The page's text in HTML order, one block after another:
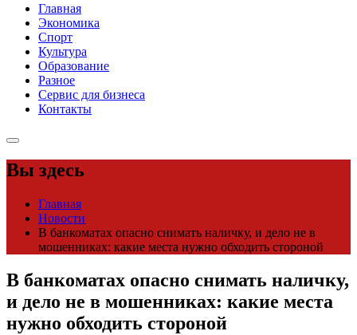
Главная
Экономика
Спорт
Культура
Образование
Разное
Сервис для бизнеса
Контакты
Вы здесь
Главная
Новости
В банкоматах опасно снимать наличку, и дело не в
мошенниках: какие места нужно обходить стороной
В банкоматах опасно снимать наличку,
и дело не в мошенниках: какие места
нужно обходить стороной